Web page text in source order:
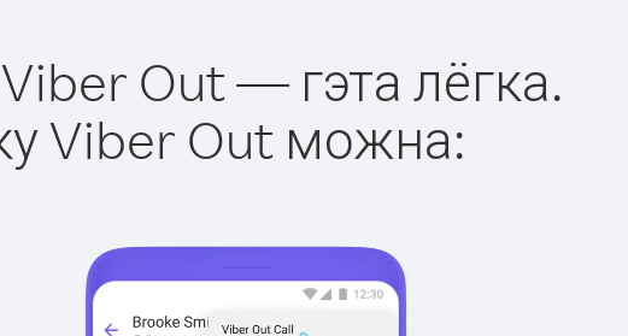
Viber Out — гэта лёгка.
Viber Out можна: